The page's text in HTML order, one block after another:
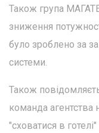
Також група
зниження
було зроблено за
системи.
Також
команда
"сховатися в